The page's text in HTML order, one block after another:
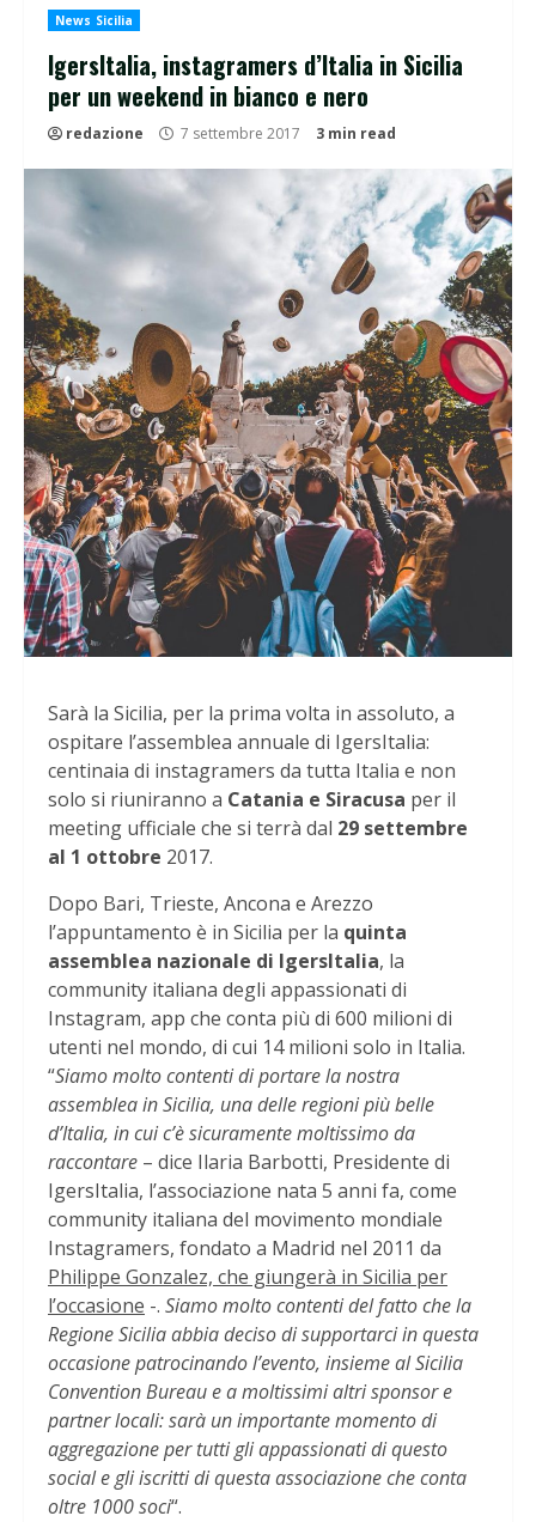
News Sicilia
IgersItalia, instagramers d’Italia in Sicilia
per un weekend in bianco e nero
redazione 7 settembre 2017 3 min read
Sarà la Sicilia, per la prima volta in assoluto, a
ospitare l’assemblea annuale di IgersItalia:
centinaia di instagramers da tutta Italia e non
solo si riuniranno a Catania e Siracusa per il
meeting ufficiale che si terrà dal 29 settembre
al 1 ottobre 2017.
Dopo Bari, Trieste, Ancona e Arezzo
l’appuntamento è in Sicilia per la quinta
assemblea nazionale di IgersItalia, la
community italiana degli appassionati di
Instagram, app che conta più di 600 milioni di
utenti nel mondo, di cui 14 milioni solo in Italia.
“Siamo molto contenti di portare la nostra
assemblea in Sicilia, una delle regioni più belle
d’Italia, in cui c’è sicuramente moltissimo da
raccontare – dice Ilaria Barbotti, Presidente di
IgersItalia, l’associazione nata 5 anni fa, come
community italiana del movimento mondiale
Instagramers, fondato a Madrid nel 2011 da
Philippe Gonzalez, che giungerà in Sicilia per
l’occasione -. Siamo molto contenti del fatto che la
Regione Sicilia abbia deciso di supportarci in questa
occasione patrocinando l’evento, insieme al Sicilia
Convention Bureau e a moltissimi altri sponsor e
partner locali: sarà un importante momento di
aggregazione per tutti gli appassionati di questo
social e gli iscritti di questa associazione che conta
oltre 1000 soci“.